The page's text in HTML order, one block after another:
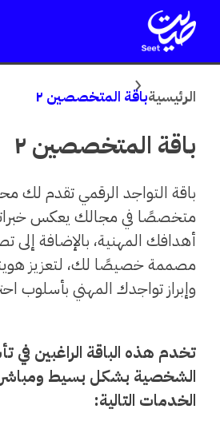
تخطى
المحتوى
الرئيسيةباقة المتخصصين ٢
باقة المتخصصين ٢
باقة التواجد الرقمي تقدم لك
متخصصًا في مجالك يعكس
أهدافك المهنية، بالإضافة إلى
مصممة خصيصًا لك، لتعزيز
وإبراز تواجدك المهني بأسلوب
تخدم هذه الباقة الراغبين في
الشخصية بشكل بسيط
الخدمات التالية: